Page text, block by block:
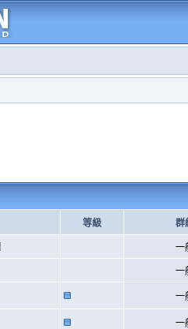
等級 群
一
一
一
一